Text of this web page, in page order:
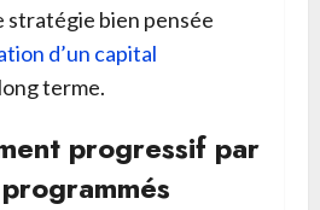
stratégie bien pensée
d’un capital
terme.
progressif par